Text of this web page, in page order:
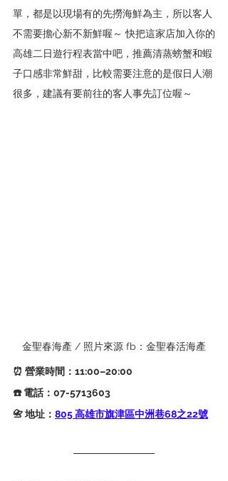
單，都是以現場有的先撈海鮮為主，所以客人
不需要擔心新不新鮮喔～ 快把這家店加入你的
高雄二日遊行程表當中吧，推薦清蒸螃蟹和蝦
子口感非常鮮甜，比較需要注意的是假日人潮
很多，建議有要前往的客人事先訂位喔～
金聖春海產 / 照片來源 fb：金聖春活海產
⏰ 營業時間：11:00–20:00
☎️ 電話：07-5713603
📇 地址： 805 高雄市旗津區中洲巷68之22號